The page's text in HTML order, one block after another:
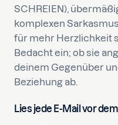
SCHREIEN),
komplexen
für mehr Herzlichkeit
Bedacht ein; ob sie
deinem Gegenüber
Beziehung ab.
Lies jede E-Mail vor